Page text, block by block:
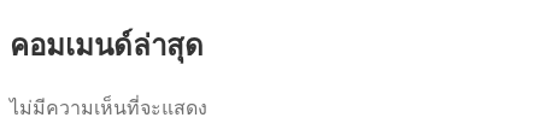
คอมเมนด์ล่าสุด
ไม่มีความเห็นที่จะแสดง